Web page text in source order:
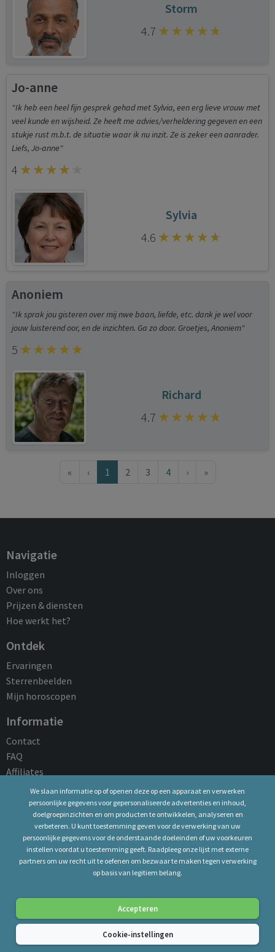
Storm
4.7
Jo-anne
"Ik heb een heel fijn gesprek gehad met Sylvia, een erg lieve vrouw met
veel kunde en wijsheid. Ze heeft me advies/verheldering gegeven en een
stukje rust m.b.t. de situatie waar ik nu inzit. Ze is zeker een aanrader.
Liefs, Jo-anne"
4
Sylvia
4.6
Anoniem
"Ik sprak jou gisteren over mij nwe baan, liefde, etc. dank je wel voor
jouw luisterend oor, en de inzichten. Ga zo door. Groetjes, Anoniem"
5
Richard
4.7
« ‹ 1 2 3 4 › »
Navigatie
Inloggen
Over ons
Prijzen & diensten
Hoe werkt het?
Ontdek
Ervaringen
Sterrenbeelden
Mijn horoscopen
Informatie
Contact
FAQ
Affiliates
Juridische kennisgeving
Algemene Voorwaarden
Privacy Policy
Bedrijfsgegevens
Cookie-beleid
Copyright © 2026 Astrostar.nl - Helpdesk: marijke@astrostar.nl
Alle rechten voorbehouden. Alleen voor spirituele en
wellnessdoeleinden. Je moet 18 jaar of ouder zijn.
We slaan informatie op of openen deze op een apparaat en verwerken
persoonlijke gegevens voor gepersonaliseerde advertenties en inhoud,
doelgroepinzichten en om producten te ontwikkelen, analyseren en
verbeteren. U kunt toestemming geven voor de verwerking van uw
persoonlijke gegevens voor de onderstaande doeleinden of uw voorkeuren
instellen voordat u toestemming geeft. Raadpleeg onze lijst met externe
partners om uw recht uit te oefenen om bezwaar te maken tegen verwerking
op basis van legitiem belang.
Accepteren
Cookie-instellingen